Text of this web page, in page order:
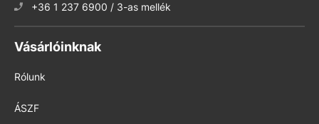
+36 1 237 6900 / 3-as mellék
Vásárlóinknak
Rólunk
ÁSZF